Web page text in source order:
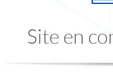
Site en